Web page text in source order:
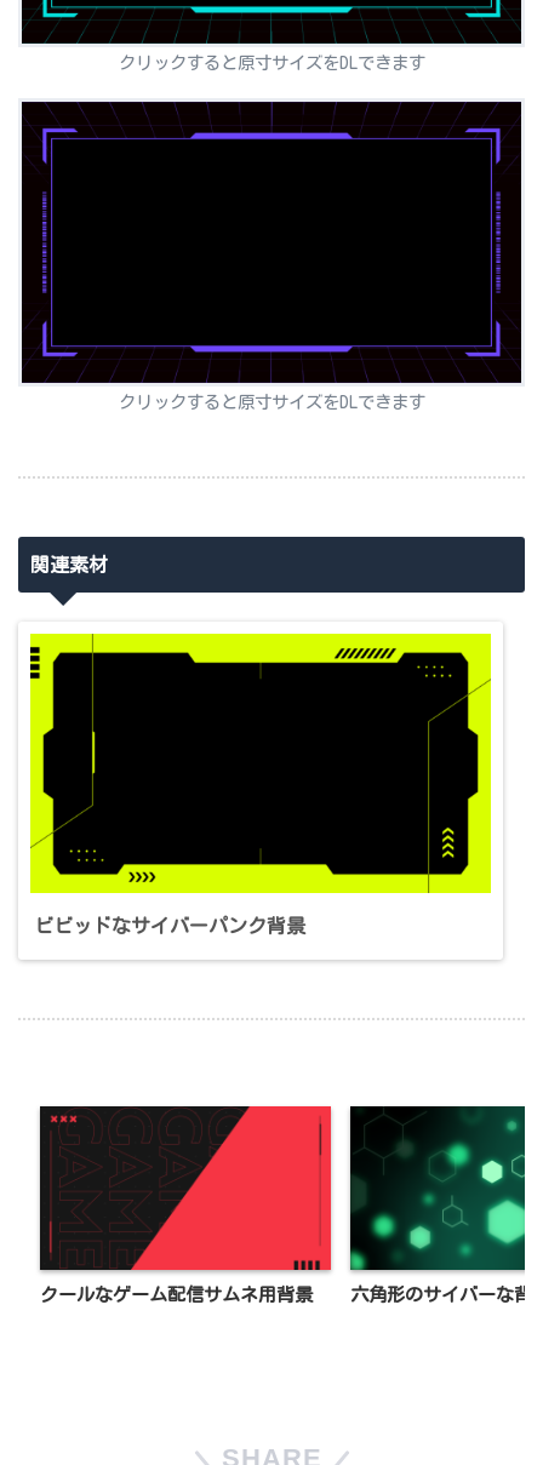
クリックすると原寸サイズをDLできます
クリックすると原寸サイズをDLできます
関連素材
ビビッドなサイバーパンク背景
クールなゲーム配信サムネ用背景 六角形のサイバーな背
SHARE